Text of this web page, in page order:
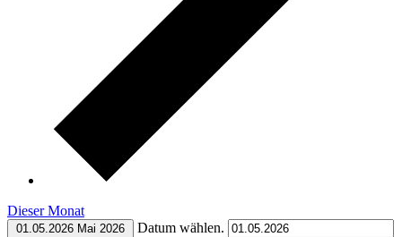
Dieser Monat
01.05.2026 Mai 2026 Datum wählen.